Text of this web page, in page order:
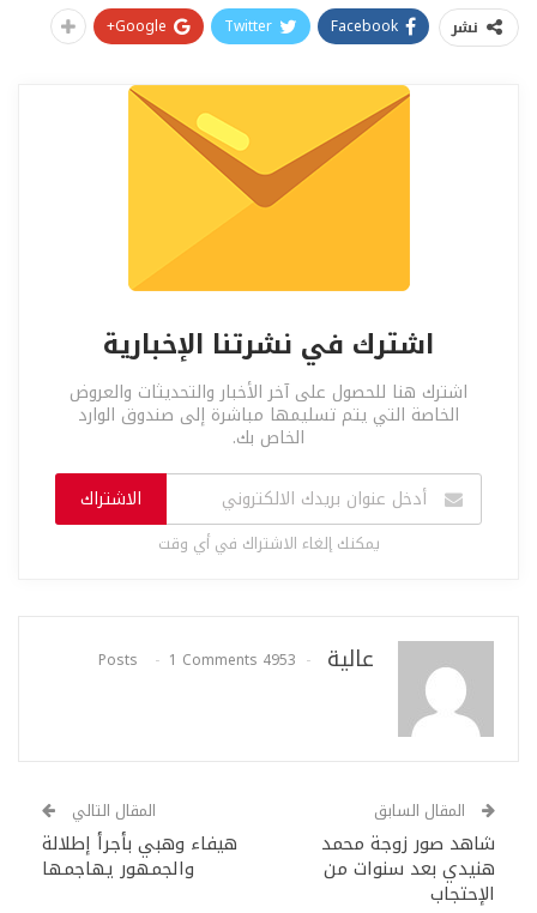
نشر Facebook
Twitter
Google+
اشترك في نشرتنا الإخبارية
اشترك هنا للحصول على آخر الأخبار والتحديثات والعروض
الخاصة التي يتم تسليمها مباشرة إلى صندوق الوارد
الخاص بك.
الاشتراك
يمكنك إلغاء الاشتراك في أي وقت
عالية 4953 Posts
1 Comments
المقال السابق
شاهد صور زوجة محمد
هنيدي بعد سنوات من
الإحتجاب
المقال التالي
هيفاء وهبي بأجرأ إطلالة
والجمهور يهاجمها